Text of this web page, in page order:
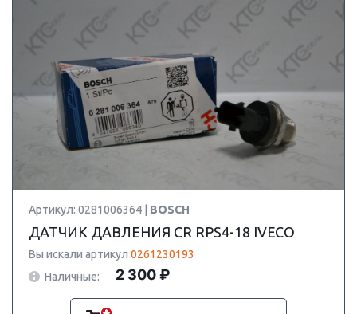
Артикул: 0281006364 | BOSCH
ДАТЧИК ДАВЛЕНИЯ CR RPS4-18 IVECO
Вы искали артикул 0261230193
Наличные:
2 300 ₽